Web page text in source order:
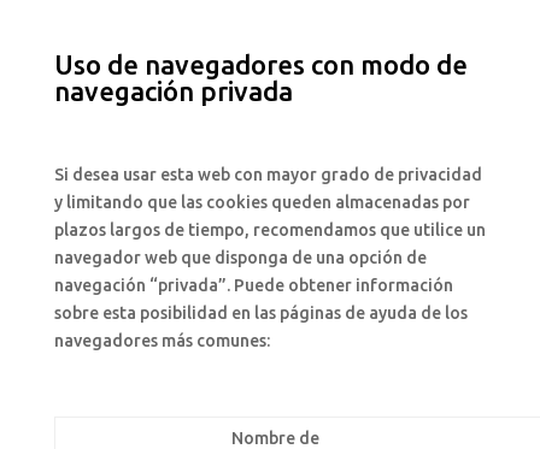
Uso de navegadores con modo de
navegación privada
Si desea usar esta web con mayor grado de privacidad
y limitando que las cookies queden almacenadas por
plazos largos de tiempo, recomendamos que utilice un
navegador web que disponga de una opción de
navegación “privada”. Puede obtener información
sobre esta posibilidad en las páginas de ayuda de los
navegadores más comunes:
Nombre de